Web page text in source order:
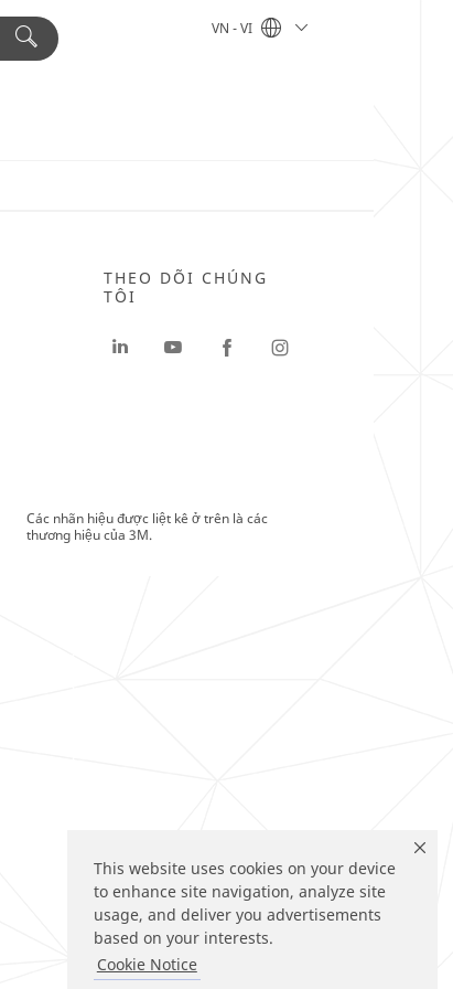
This website uses cookies on your device
to enhance site navigation, analyze site
usage, and deliver you advertisements
based on your interests.
Cookie Notice
VN - VI
THEO DÕI CHÚNG
TÔI
Các nhãn hiệu được liệt kê ở trên là các
thương hiệu của 3M.